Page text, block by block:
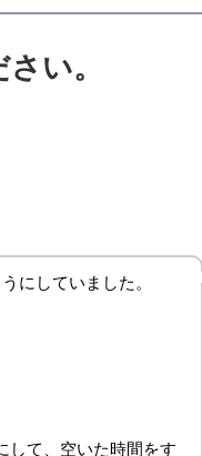
い。
にしていました。
して、空いた時間をす